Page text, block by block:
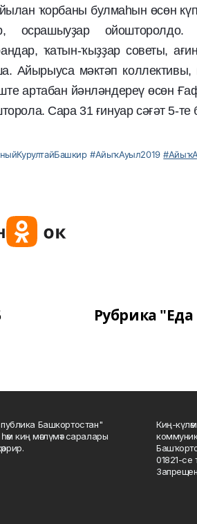
ҡорбаны булмаһын өсөн
осрашыуҙар
ҡатын-ҡыҙҙар советы,
Айырыуса мәктәп
артабан йәнләндереү өсөн
Сара 31 ғинуар сәғәт 5-те
#АйыҡАуыл2019
Рубрика
Башкортостан"
киң мәғлүмәт саралары
Киң-
01821-се